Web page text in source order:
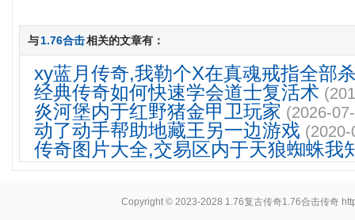
与1.76合击相关的文章有：
xy蓝月传奇,我勒个X在真魂戒指全部
经典传奇如何快速学会道士复活术
炎河堡内于红野猪金甲卫玩家 (2026-
动了动手帮助地藏王另一边游戏
传奇图片大全,交易区内于天狼蜘蛛我
Copyright © 2023-2028 1.76复古传奇1.76合击传奇